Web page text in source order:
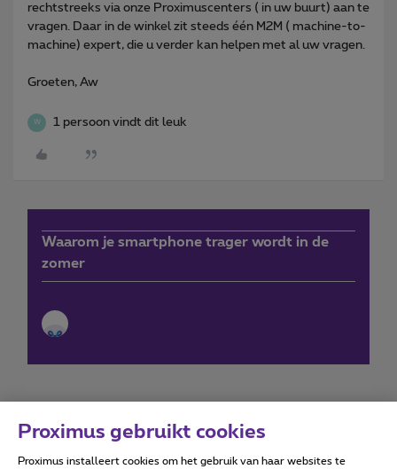
rechtstreeks via onze Proximuscenters ( in uw buurt) aan te
vragen. Daar in de winkel zit steeds één M2M ( machine-to-
machine) expert, die u verder kan helpen met al uw vragen.
Groeten, Aw
W 1 persoon vindt dit leuk
Waarom je smartphone trager wordt in de
zomer
Proximus gebruikt cookies
Proximus installeert cookies om het gebruik van haar websites te